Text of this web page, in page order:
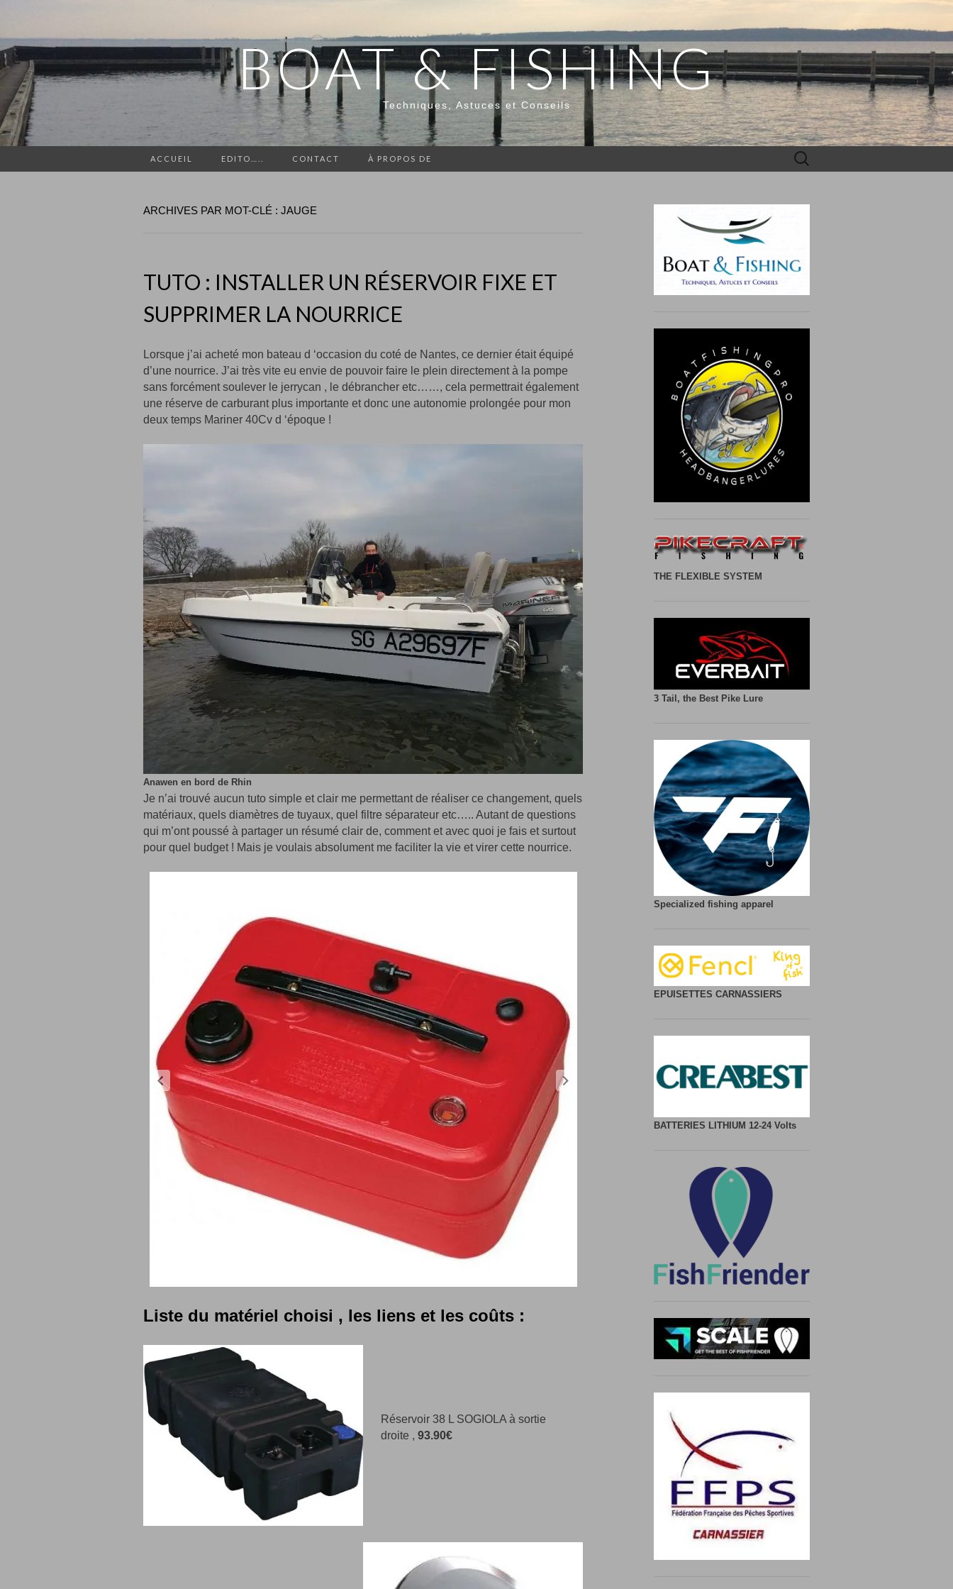
BOAT & FISHING
Techniques, Astuces et Conseils
ACCUEIL EDITO….. CONTACT À PROPOS DE Rechercher :
ARCHIVES PAR MOT-CLÉ : JAUGE
TUTO : INSTALLER UN RÉSERVOIR FIXE ET
SUPPRIMER LA NOURRICE
Lorsque j’ai acheté mon bateau d ‘occasion du coté de Nantes, ce dernier était équipé
d’une nourrice. J’ai très vite eu envie de pouvoir faire le plein directement à la pompe
sans forcément soulever le jerrycan , le débrancher etc……, cela permettrait également
une réserve de carburant plus importante et donc une autonomie prolongée pour mon
deux temps Mariner 40Cv d ‘époque !
Anawen en bord de Rhin
Je n’ai trouvé aucun tuto simple et clair me permettant de réaliser ce changement, quels
matériaux, quels diamètres de tuyaux, quel filtre séparateur etc….. Autant de questions
qui m’ont poussé à partager un résumé clair de, comment et avec quoi je fais et surtout
pour quel budget ! Mais je voulais absolument me faciliter la vie et virer cette nourrice.
Liste du matériel choisi , les liens et les coûts :
Réservoir 38 L SOGIOLA à sortie
droite , 93.90€
THE FLEXIBLE SYSTEM
3 Tail, the Best Pike Lure
Specialized fishing apparel
EPUISETTES CARNASSIERS
BATTERIES LITHIUM 12-24 Volts